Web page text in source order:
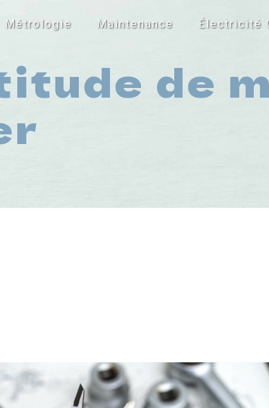
Métrologie Maintenance Électricité
de